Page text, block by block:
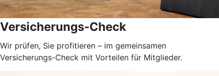
Versicherungs-Check
Wir prüfen, Sie profitieren – im gemeinsamen
Versicherungs-Check mit Vorteilen für Mitglieder.